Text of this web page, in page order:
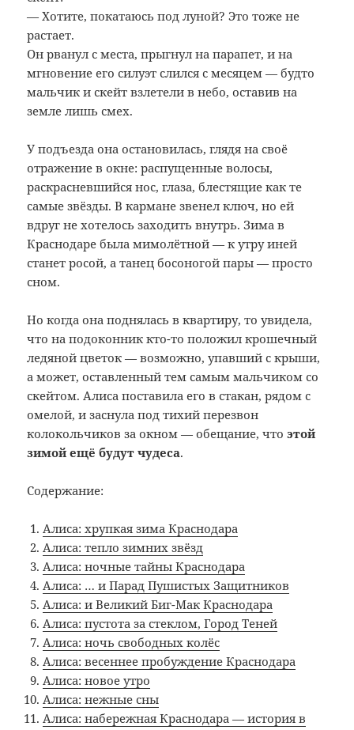
— Хотите, покатаюсь под луной? Это тоже не
растает.
Он рванул с места, прыгнул на парапет, и на
мгновение его силуэт слился с месяцем — будто
мальчик и скейт взлетели в небо, оставив на
земле лишь смех.
У подъезда она остановилась, глядя на своё
отражение в окне: распущенные волосы,
раскрасневшийся нос, глаза, блестящие как те
самые звёзды. В кармане звенел ключ, но ей
вдруг не хотелось заходить внутрь. Зима в
Краснодаре была мимолётной — к утру иней
станет росой, а танец босоногой пары — просто
сном.
Но когда она поднялась в квартиру, то увидела,
что на подоконник кто-то положил крошечный
ледяной цветок — возможно, упавший с крыши,
а может, оставленный тем самым мальчиком со
скейтом. Алиса поставила его в стакан, рядом с
омелой, и заснула под тихий перезвон
колокольчиков за окном — обещание, чтоэтой
зимой ещё будут чудеса.
Содержание:
Алиса: хрупкая зима Краснодара
Алиса: тепло зимних звёзд
Алиса: ночные тайны Краснодара
Алиса: … и Парад Пушистых Защитников
Алиса: и Великий Биг-Мак Краснодара
Алиса: пустота за стеклом, Город Теней
Алиса: ночь свободных колёс
Алиса: весеннее пробуждение Краснодара
Алиса: новое утро
Алиса: нежные сны
Алиса: набережная Краснодара — история в